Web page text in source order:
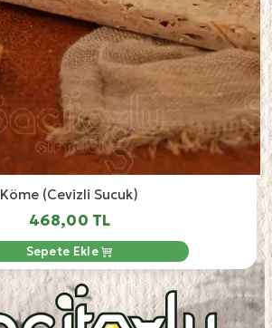
Köme (Cevizli Sucuk)
468,00 TL
Sepete Ekle